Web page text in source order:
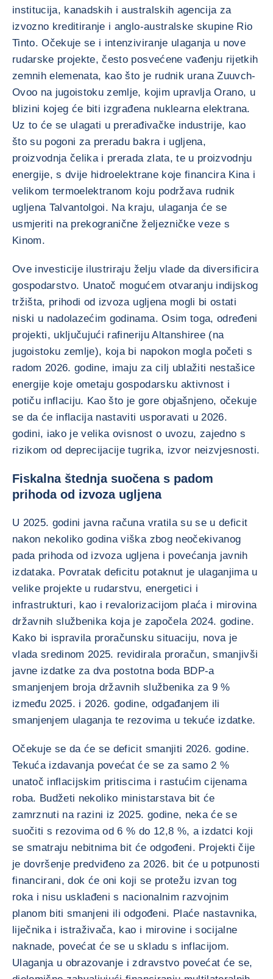
institucija, kanadskih i australskih agencija za
izvozno kreditiranje i anglo-australske skupine Rio
Tinto. Očekuje se i intenziviranje ulaganja u nove
rudarske projekte, često posvećene vađenju rijetkih
zemnih elemenata, kao što je rudnik urana Zuuvch-
Ovoo na jugoistoku zemlje, kojim upravlja Orano, u
blizini kojeg će biti izgrađena nuklearna elektrana.
Uz to će se ulagati u prerađivačke industrije, kao
što su pogoni za preradu bakra i ugljena,
proizvodnja čelika i prerada zlata, te u proizvodnju
energije, s dvije hidroelektrane koje financira Kina i
velikom termoelektranom koju podržava rudnik
ugljena Talvantolgoi. Na kraju, ulaganja će se
usmjeriti na prekogranične željezničke veze s
Kinom.
Ove investicije ilustriraju želju vlade da diversificira
gospodarstvo. Unatoč mogućem otvaranju indijskog
tržišta, prihodi od izvoza ugljena mogli bi ostati
niski u nadolazećim godinama. Osim toga, određeni
projekti, uključujući rafineriju Altanshiree (na
jugoistoku zemlje), koja bi napokon mogla početi s
radom 2026. godine, imaju za cilj ublažiti nestašice
energije koje ometaju gospodarsku aktivnost i
potiču inflaciju. Kao što je gore objašnjeno, očekuje
se da će inflacija nastaviti usporavati u 2026.
godini, iako je velika ovisnost o uvozu, zajedno s
rizikom od deprecijacije tugrika, izvor neizvjesnosti.
Fiskalna štednja suočena s padom
prihoda od izvoza ugljena
U 2025. godini javna računa vratila su se u deficit
nakon nekoliko godina viška zbog neočekivanog
pada prihoda od izvoza ugljena i povećanja javnih
izdataka. Povratak deficitu potaknut je ulaganjima u
velike projekte u rudarstvu, energetici i
infrastrukturi, kao i revalorizacijom plaća i mirovina
državnih službenika koja je započela 2024. godine.
Kako bi ispravila proračunsku situaciju, nova je
vlada sredinom 2025. revidirala proračun, smanjivši
javne izdatke za dva postotna boda BDP-a
smanjenjem broja državnih službenika za 9 %
između 2025. i 2026. godine, odgađanjem ili
smanjenjem ulaganja te rezovima u tekuće izdatke.
Očekuje se da će se deficit smanjiti 2026. godine.
Tekuća izdavanja povećat će se za samo 2 %
unatoč inflacijskim pritiscima i rastućim cijenama
roba. Budžeti nekoliko ministarstava bit će
zamrznuti na razini iz 2025. godine, neka će se
suočiti s rezovima od 6 % do 12,8 %, a izdatci koji
se smatraju nebitnima bit će odgođeni. Projekti čije
je dovršenje predviđeno za 2026. bit će u potpunosti
financirani, dok će oni koji se protežu izvan tog
roka i nisu usklađeni s nacionalnim razvojnim
planom biti smanjeni ili odgođeni. Plaće nastavnika,
liječnika i istraživača, kao i mirovine i socijalne
naknade, povećat će se u skladu s inflacijom.
Ulaganja u obrazovanje i zdravstvo povećat će se,